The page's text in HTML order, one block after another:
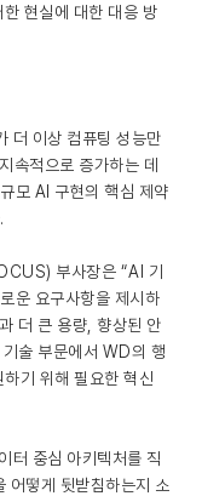
현실에 대한 대응 방
더 이상 컴퓨팅 성능만
속적으로 증가하는 데
모 AI 구현의 핵심 제약
부사장은 “AI 기
운 요구사항을 제시하
더 큰 용량, 향상된 안
술 부문에서 WD의 행
기 위해 필요한 혁신
터 중심 아키텍처를 직
어떻게 뒷받침하는지 소